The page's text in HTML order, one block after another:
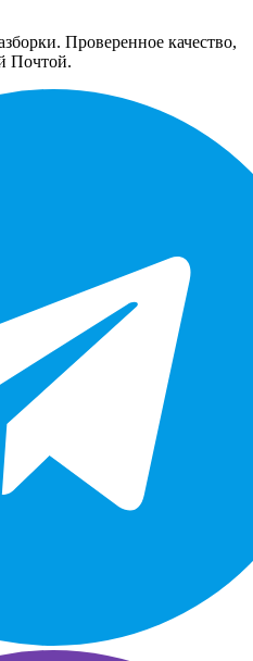
Проверенное качество,
Почтой.